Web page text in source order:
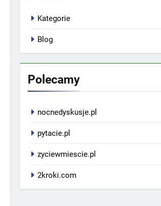
Kategorie
Blog
Polecamy
nocnedyskusje.pl
pytacie.pl
zyciewmiescie.pl
2kroki.com